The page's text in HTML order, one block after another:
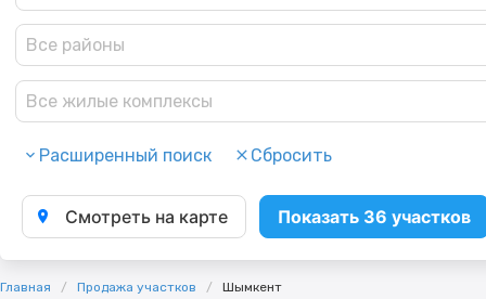
Все районы
Все жилые комплексы
Расширенный поиск Сбросить
Смотреть на карте Показать 36 участков
Главная Продажа участков Шымкент